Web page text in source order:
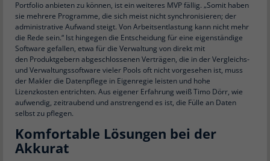
Portfolio anbieten zu können, ist ein weiteres MVP fällig. „Somit haben
sie mehrere Programme, die sich meist nicht synchronisieren; der
administrative Aufwand steigt. Von Arbeitsentlastung kann nicht mehr
die Rede sein.“ Ist hingegen die Entscheidung für eine eigenständige
Software gefallen, etwa für die Verwaltung von direkt mit
den Produktgebern abgeschlossenen Verträgen, die in der Vergleichs-
und Verwaltungssoftware vieler Pools oft nicht vorgesehen ist, muss
der Makler die Datenpflege in Eigenregie leisten und hohe
Lizenzkosten entrichten. Aus eigener Erfahrung weiß Timo Dörr, wie
aufwendig, zeitraubend und anstrengend es ist, die Fülle an Daten
selbst zu pflegen.
Komfortable Lösungen bei der
Akkurat